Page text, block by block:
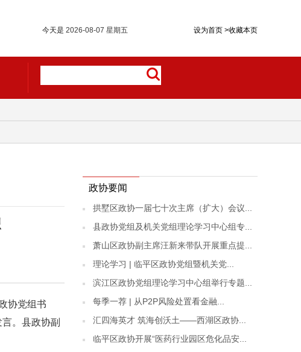
设为首页 >收藏本页
今天是 2026-08-07 星期五
协党组书
。县政协副
政协要闻
拱墅区政协一届七十次主席（扩大）会议...
县政协党组及机关党组理论学习中心组专...
萧山区政协副主席汪新来带队开展重点提...
理论学习 | 临平区政协党组暨机关党...
滨江区政协党组理论学习中心组举行专题...
每季一荐 | 从P2P风险处置看金融...
汇四海英才 筑海创沃土——西湖区政协...
临平区政协开展“医药行业园区危化品安...